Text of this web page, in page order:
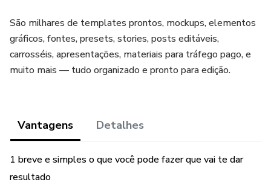
São milhares de templates prontos, mockups, elementos
gráficos, fontes, presets, stories, posts editáveis,
carrosséis, apresentações, materiais para tráfego pago, e
muito mais — tudo organizado e pronto para edição.
Vantagens Detalhes
1 breve e simples o que você pode fazer que vai te dar
resultado